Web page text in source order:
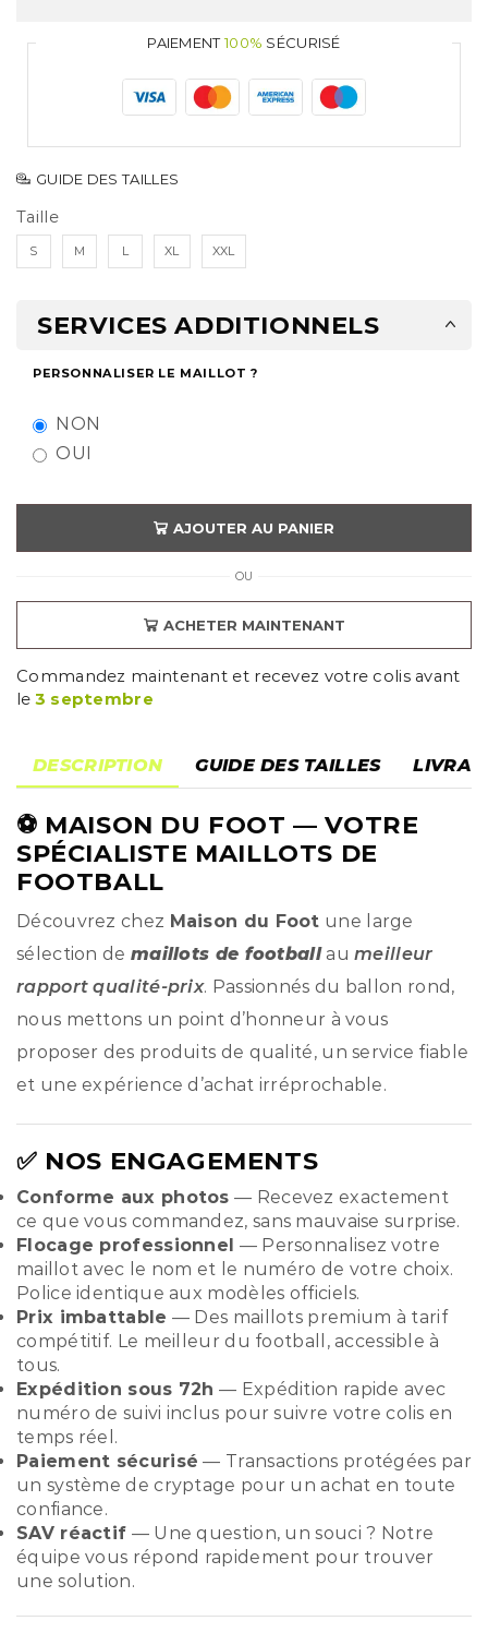
PAIEMENT100% SÉCURISÉ
GUIDE DES TAILLES
Taille
S M L XL XXL
SERVICES ADDITIONNELS
PERSONNALISER LE MAILLOT ?
NON
OUI
AJOUTER AU PANIER
OU
ACHETER MAINTENANT
Commandez maintenant et recevez votre colis avant
le 3 septembre
DESCRIPTION GUIDE DES TAILLES
⚽ MAISON DU FOOT — VOTRE
SPÉCIALISTE MAILLOTS DE
FOOTBALL
Découvrez chez Maison du Foot une large
sélection de maillots de footballaumeilleur
rapport qualité-prix. Passionnés du ballon rond,
nous mettons un point d’honneur à vous
proposer des produits de qualité, un service fiable
et une expérience d’achat irréprochable.
✅ NOS ENGAGEMENTS
Conforme aux photos — Recevez exactement
ce que vous commandez, sans mauvaise surprise.
Flocage professionnel — Personnalisez votre
maillot avec le nom et le numéro de votre choix.
Police identique aux modèles officiels.
Prix imbattable — Des maillots premium à tarif
compétitif. Le meilleur du football, accessible à
tous.
Expédition sous 72h — Expédition rapide avec
numéro de suivi inclus pour suivre votre colis en
temps réel.
Paiement sécurisé — Transactions protégées par
un système de cryptage pour un achat en toute
confiance.
SAV réactif — Une question, un souci ? Notre
équipe vous répond rapidement pour trouver
une solution.